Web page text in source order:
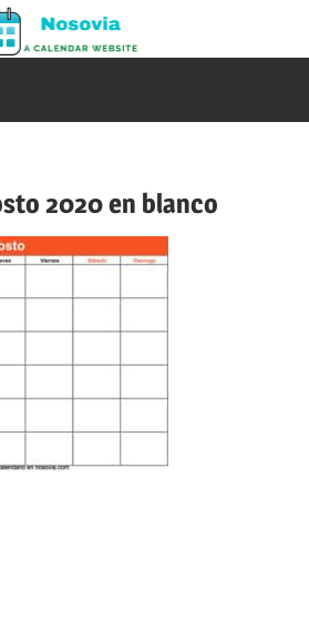
2020 en blanco